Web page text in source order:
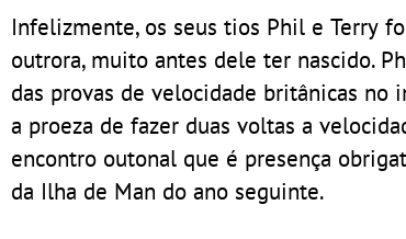
Infelizmente, os seus tios Phil e Terry
outrora, muito antes dele ter nascido.
das provas de velocidade britânicas no
a proeza de fazer duas voltas a
encontro outonal que é presença
da Ilha de Man do ano seguinte.